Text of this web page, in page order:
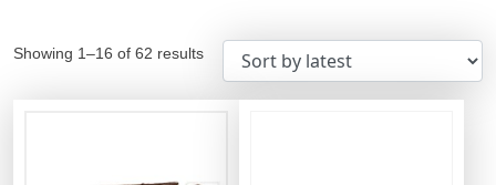
Showing 1–16 of 62 results